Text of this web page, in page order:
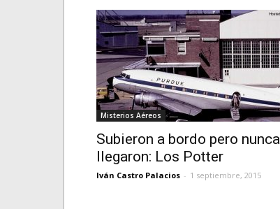
Misterios Aéreos
Subieron a bordo pero nunca
llegaron: Los Potter
Iván Castro Palacios - 1 septiembre, 2015